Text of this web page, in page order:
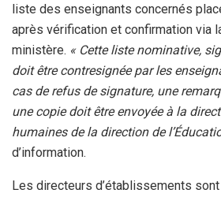
liste des enseignants concernés
après vérification et confirmation via
ministère. « Cette liste nominative,
doit être contresignée par les
cas de refus de signature, une
une copie doit être envoyée à la
humaines de la direction de
d’information.
Les directeurs d’établissements